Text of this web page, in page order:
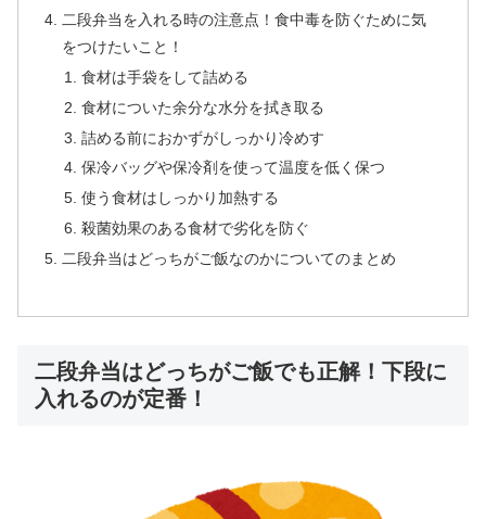
二段弁当を入れる時の注意点！食中毒を防ぐために気
をつけたいこと！
食材は手袋をして詰める
食材についた余分な水分を拭き取る
詰める前におかずがしっかり冷めす
保冷バッグや保冷剤を使って温度を低く保つ
使う食材はしっかり加熱する
殺菌効果のある食材で劣化を防ぐ
二段弁当はどっちがご飯なのかについてのまとめ
二段弁当はどっちがご飯でも正解！下段に
入れるのが定番！